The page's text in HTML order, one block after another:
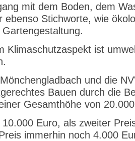
mit dem Boden, dem
ebenso Stichworte, wie
Klimaschutzaspekt ist
und die
Bauen durch die
Gesamthöhe von
Euro, als zweiter
immerhin noch 4.000